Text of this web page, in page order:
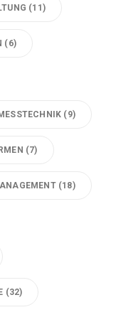
(11)
(6)
(9)
(7)
(18)
(32)